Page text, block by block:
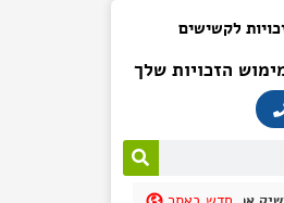
לקשישים
הזכויות שלך